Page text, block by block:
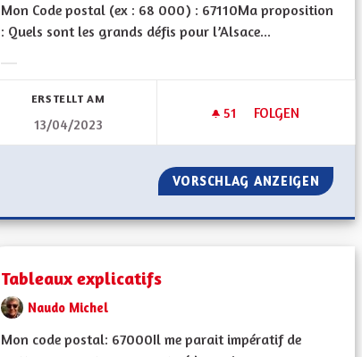
Mon Code postal (ex : 68 000) : 67110Ma proposition
: Quels sont les grands défis pour l’Alsace...
ERSTELLT AM
13/04/2023
51 51 FOLLOWER
FOLGEN
PRODUCTION
VORSCHLAG ANZEIGEN
Tableaux explicatifs
Naudo Michel
Mon code postal: 67000 Il me parait impératif de